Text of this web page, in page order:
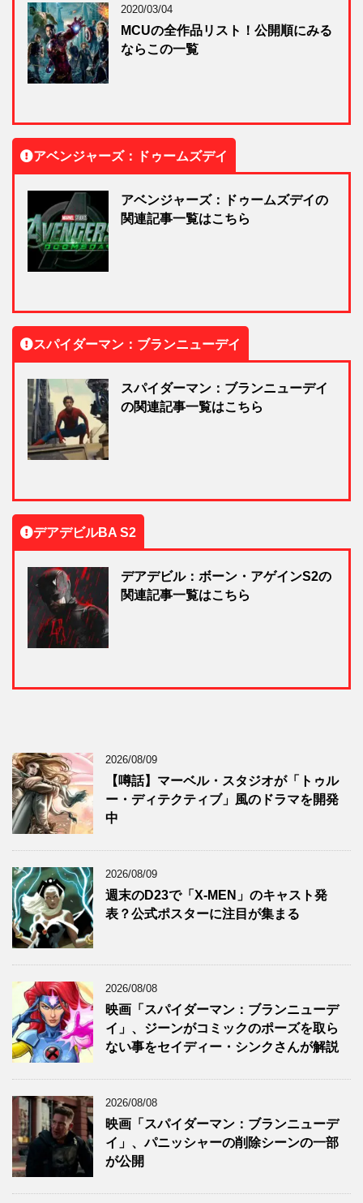
2020/03/04
MCUの全作品リスト！公開順にみる
ならこの一覧
アベンジャーズ：ドゥームズデイ
アベンジャーズ：ドゥームズデイの
関連記事一覧はこちら
スパイダーマン：ブランニューデイ
スパイダーマン：ブランニューデイ
の関連記事一覧はこちら
デアデビルBA S2
デアデビル：ボーン・アゲインS2の
関連記事一覧はこちら
2026/08/09
【噂話】マーベル・スタジオが「トゥル
ー・ディテクティブ」風のドラマを開発
中
2026/08/09
週末のD23で「X-MEN」のキャスト発
表？公式ポスターに注目が集まる
2026/08/08
映画「スパイダーマン：ブランニューデ
イ」、ジーンがコミックのポーズを取ら
ない事をセイディー・シンクさんが解説
2026/08/08
映画「スパイダーマン：ブランニューデ
イ」、パニッシャーの削除シーンの一部
が公開